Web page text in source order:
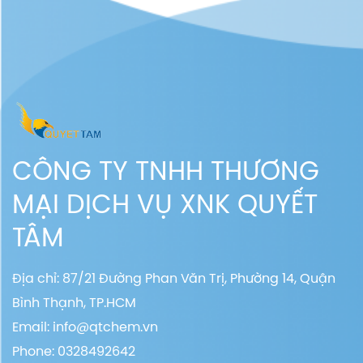
CÔNG TY TNHH THƯƠNG
MẠI DỊCH VỤ XNK QUYẾT
TÂM
Địa chỉ: 87/21 Đường Phan Văn Trị, Phường 14, Quận
Bình Thạnh, TP.HCM
Email: info@qtchem.vn
Phone: 0328492642